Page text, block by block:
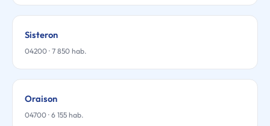
Sisteron
04200 · 7 850 hab.
Oraison
04700 · 6 155 hab.